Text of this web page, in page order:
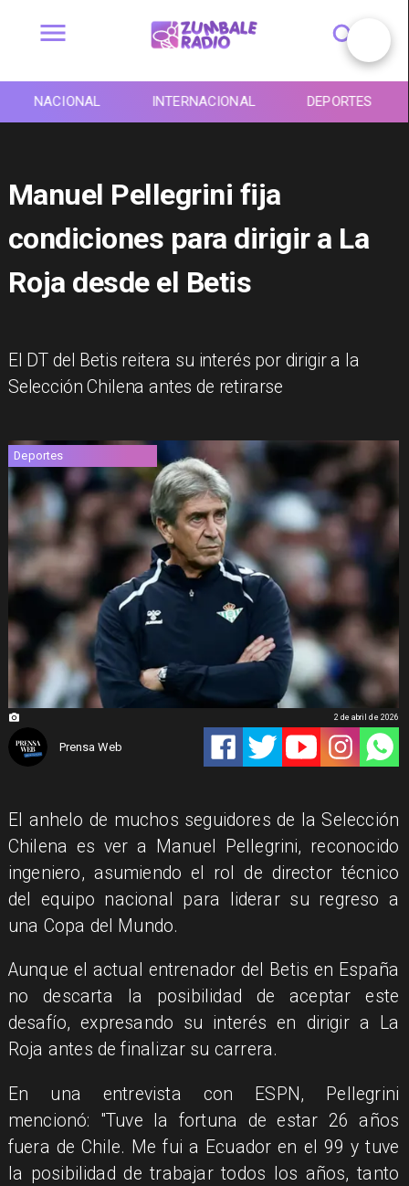
NACIONAL INTERNACIONAL DEPORTES
Manuel Pellegrini fija
condiciones para dirigir a La
Roja desde el Betis
El DT del Betis reitera su interés por dirigir a la
Selección Chilena antes de retirarse
Deportes
Prensa Web
2 de abril de 2026
El anhelo de muchos seguidores de la Selección
Chilena es ver a Manuel Pellegrini, reconocido
ingeniero, asumiendo el rol de director técnico
del equipo nacional para liderar su regreso a
una Copa del Mundo.
Aunque el actual entrenador del Betis en España
no descarta la posibilidad de aceptar este
desafío, expresando su interés en dirigir a La
Roja antes de finalizar su carrera.
En una entrevista con ESPN, Pellegrini
mencionó: "Tuve la fortuna de estar 26 años
fuera de Chile. Me fui a Ecuador en el 99 y tuve
la posibilidad de trabajar todos los años, tanto